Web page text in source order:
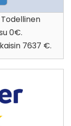
0€.
7637 €.